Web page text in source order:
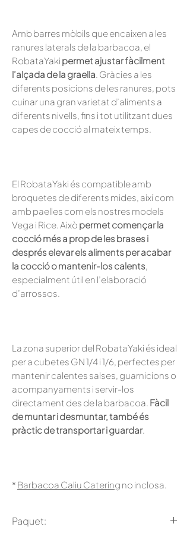
Amb barres mòbils que encaixen a les
ranures laterals de la barbacoa, el
RobataYaki permet ajustar fàcilment
l’alçada de la graella. Gràcies a les
diferents posicions de les ranures, pots
cuinar una gran varietat d’aliments a
diferents nivells, fins i tot utilitzant dues
capes de cocció al mateix temps.
El RobataYaki és compatible amb
broquetes de diferents mides, així com
amb paelles com els nostres models
Vega i Rice. Això permet començar la
cocció més a prop de les brases i
després elevar els aliments per acabar
la cocció o mantenir-los calents,
especialment útil en l’elaboració
d’arrossos.
La zona superior del RobataYaki és ideal
per a cubetes GN 1/4 i 1/6, perfectes per
mantenir calentes salses, guarnicions o
acompanyaments i servir-los
directament des de la barbacoa. Fàcil
de muntar i desmuntar, també és
pràctic de transportar i guardar.
* Barbacoa Caliu Catering no inclosa.
Paquet: